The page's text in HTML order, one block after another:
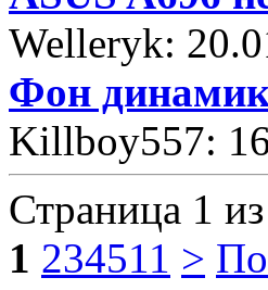
Welleryk:
Фон
Killboy557:
Страница 1
1 234511 >